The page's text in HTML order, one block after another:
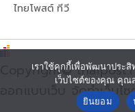
ไทยโพสต์ ทีวี
Copyright©
ออกแบบเว็บ จัดทำเว็บ
เราใช้คุกกี้เพื่อพัฒนาประ
เว็บไซต์ของคุณ คุณ
ยินยอม